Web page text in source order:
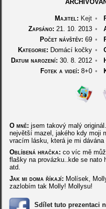
Majitel: Kejt •
Zapsáno: 21. 10. 2013 •
Počet návštěv: 69 •
Kategorie: Domácí kočky •
Datum narození: 30. 8. 2012 •
Fotek a videí: 8+0 •
O mně: jsem takový malý
největší mazel, jakého kdy moji
vracím lásku, která je mi dávána
Oblíbená hračka: co víc mě
flašky na provázku..kde se nato
atd.
Jak mi doma říkají: Molísek,
zazlobím tak Molly! Mollysu!
Sdílet tuto prezentaci